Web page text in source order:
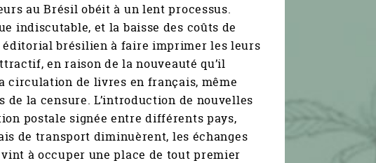
au Brésil obéit à un lent processus.
indiscutable, et la baisse des coûts de
éditorial brésilien à faire imprimer les leurs
en raison de la nouveauté qu’il
circulation de livres en français, même
de la censure. L’introduction de nouvelles
postale signée entre différents pays,
de transport diminuèrent, les échanges
à occuper une place de tout premier